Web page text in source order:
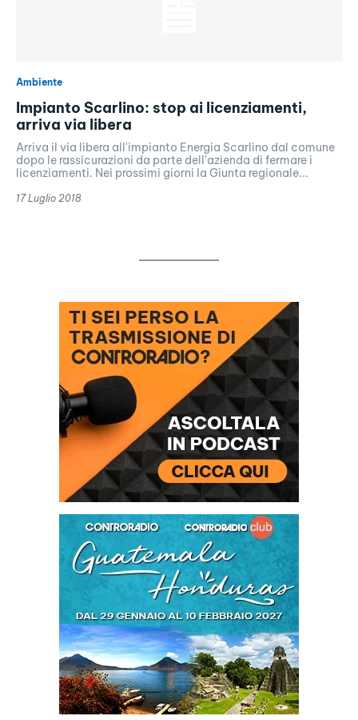
Ambiente
Impianto Scarlino: stop ai licenziamenti,
arriva via libera
Arriva il via libera all'impianto Energia Scarlino dal comune
dopo le rassicurazioni da parte dell'azienda di fermare i
licenziamenti. Nei prossimi giorni la Giunta regionale...
17 Luglio 2018